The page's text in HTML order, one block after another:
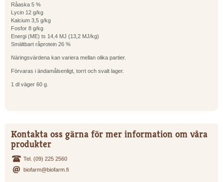
Råaska 5 %
Lycin 12 g/kg
Kalcium 3,5 g/kg
Fosfor 8 g/kg
Energi (ME) ts 14,4 MJ (13,2 MJ/kg)
Smältbart råprotein 26 %
Näringsvärdena kan variera mellan olika partier.
Förvaras i ändamålsenligt, torrt och svalt lager.
1 dl väger 60 g.
Kontakta oss gärna för mer information om våra
produkter
Tel. (09) 225 2560
biofarm@biofarm.fi